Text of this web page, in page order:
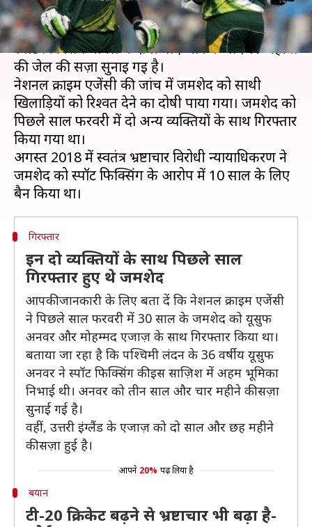
क्या है खबर?
पाकिस्तान के पूर्व सलामी बल्लेबाज़ नासिर जमशेद को
स्पॉट फिक्सिंग मामले में दोषी पाए जाने के बाद 17 महीनो
की जेल की सज़ा सुनाई गई है।
नेशनल क्राइम एजेंसी की जांच में जमशेद को साथी
खिलाड़ियों को रिश्वत देने का दोषी पाया गया। जमशेद को
पिछले साल फरवरी में दो अन्य व्यक्तियों के साथ गिरफ्तार
किया गया था।
अगस्त 2018 में स्वतंत्र भ्रष्टाचार विरोधी न्यायाधिकरण ने
जमशेद को स्पॉट फिक्सिंग के आरोप में 10 साल के लिए
गिरफ्तार
इन दो व्यक्तियों के साथ पिछले साल
गिरफ्तार हुए थे जमशेद
आपकी जानकारी के लिए बता दें कि नेशनल क्राइम एजेंसी
ने पिछले साल फरवरी में 30 साल के जमशेद को यूसुफ
अनवर और मोहम्मद एजाज़ के साथ गिरफ्तार किया था।
बताया जा रहा है कि पश्चिमी लंदन के 36 वर्षीय यूसुफ
अनवर ने स्पॉट फिक्सिंग की इस साज़िश में अहम भूमिका
निभाई थी। अनवर को तीन साल और चार महीने की सज़ा
सुनाई गई है।
वहीं, उत्तरी इंग्लैंड के एजाज़ को दो साल और छह महीने
की सज़ा हुई है।
आपने 20% पढ़ लिया है
बयान
टी-20 क्रिकेट बढ़ने से भ्रष्टाचार भी बढ़ा है-